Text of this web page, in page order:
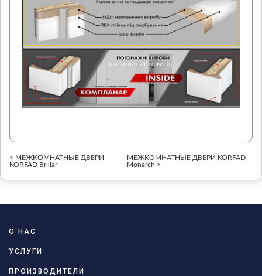
< МЕЖКОМНАТНЫЕ ДВЕРИ
KORFAD Brillar
МЕЖКОМНАТНЫЕ ДВЕРИ KORFAD
Monarch >
О НАС
УСЛУГИ
ПРОИЗВОДИТЕЛИ